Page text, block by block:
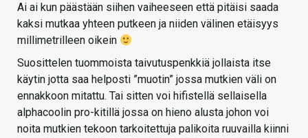
Ai ai kun päästään siihen vaiheeseen että pitäisi saada
kaksi mutkaa yhteen putkeen ja niiden välinen etäisyys
millimetrilleen oikein
Suosittelen tuommoista taivutuspenkkiä jollaista itse
käytin jotta saa helposti ”muotin” jossa mutkien väli on
ennakkoon mitattu. Tai sitten voi hifistellä sellaisella
alphacoolin pro-kitillä jossa on hieno alusta johon voi
noita mutkien tekoon tarkoitettuja palikoita ruuvailla kiinni